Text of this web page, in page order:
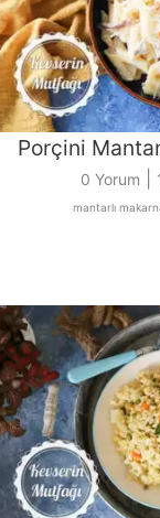
Porçini
0 Yorum
mantarlı